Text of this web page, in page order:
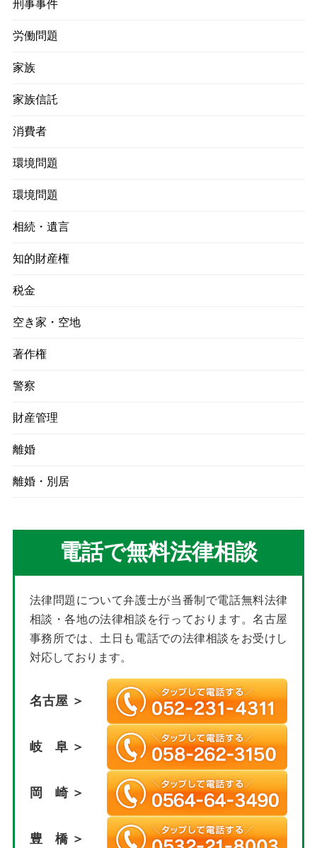
刑事事件
労働問題
家族
家族信託
消費者
環境問題
環境問題
相続・遺言
知的財産権
税金
空き家・空地
著作権
警察
財産管理
離婚
離婚・別居
電話で無料法律相談
法律問題について弁護士が当番制で電話無料法律
相談・各地の法律相談を行っております。名古屋
事務所では、土日も電話での法律相談をお受けし
対応しております。
名古屋 ＞
岐 阜 ＞
岡 崎 ＞
豊 橋 ＞